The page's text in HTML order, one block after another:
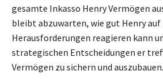
gesamte Inkasso Henry Vermögen
bleibt abzuwarten, wie gut Henry auf
Herausforderungen reagieren kann
strategischen Entscheidungen er
Vermögen zu sichern und auszubauen.